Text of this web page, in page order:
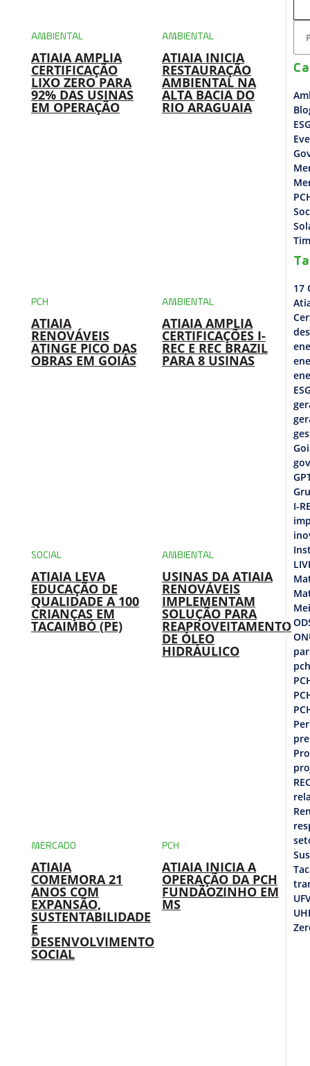
AMBIENTAL
ATIAIA AMPLIA
CERTIFICAÇÃO
LIXO ZERO PARA
92% DAS USINAS
EM OPERAÇÃO
AMBIENTAL
ATIAIA INICIA
RESTAURAÇÃO
AMBIENTAL NA
ALTA BACIA DO
RIO ARAGUAIA
PCH
ATIAIA
RENOVÁVEIS
ATINGE PICO DAS
OBRAS EM GOIÁS
AMBIENTAL
ATIAIA AMPLIA
CERTIFICAÇÕES I-
REC E REC BRAZIL
PARA 8 USINAS
SOCIAL
ATIAIA LEVA
EDUCAÇÃO DE
QUALIDADE A 100
CRIANÇAS EM
TACAIMBÓ (PE)
AMBIENTAL
USINAS DA ATIAIA
RENOVÁVEIS
IMPLEMENTAM
SOLUÇÃO PARA
REAPROVEITAMENTO
DE ÓLEO
HIDRÁULICO
MERCADO
ATIAIA
COMEMORA 21
ANOS COM
EXPANSÃO,
SUSTENTABILIDADE
E
DESENVOLVIMENTO
SOCIAL
PCH
ATIAIA INICIA A
OPERAÇÃO DA PCH
FUNDÃOZINHO EM
MS
17
I-
pch